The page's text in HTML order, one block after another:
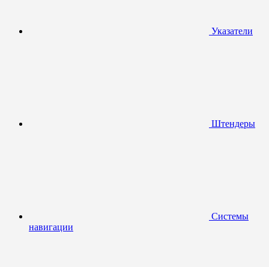
Указатели
Штендеры
Системы
навигации